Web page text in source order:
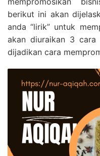
berikut ini akan
anda “lirik” untuk
akan diuraikan 3 cara
dijadikan cara